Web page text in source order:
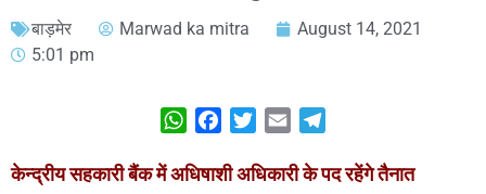
बाड़मेर Marwad ka mitra
August 14, 2021
5:01 pm
WhatsAppFacebookTwitterEmail
केन्द्रीय सहकारी बैंक में अधिषाशी अधिकारी के पद रहेंगे तैनात